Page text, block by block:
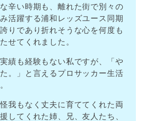
辛い時期も、離れた街で別々の
活躍する浦和レッズユース同期
りであり折れそうな心を何度も
せてくれました。
績も経験もない私ですが、「や
。」と言えるプロサッカー生活
我もなく丈夫に育ててくれた両
してくれた姉、兄、友人たち、